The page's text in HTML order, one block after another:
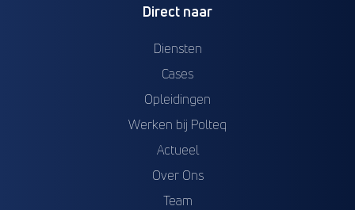
Direct naar
Diensten
Cases
Opleidingen
Werken bij Polteq
Actueel
Over Ons
Team